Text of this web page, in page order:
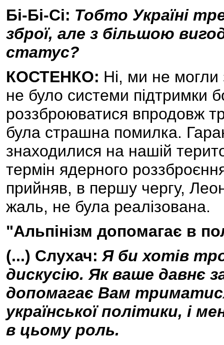
Бі-Бі-Сі: Тобто Україні
зброї, але з більшою
статус?
КОСТЕНКО: Ні, ми не могли
не було системи підтримки
роззброюватися впродовж
була страшна помилка.
знаходилися на нашій
термін ядерного
прийняв, в першу чергу,
жаль, не була реалізована.
"Альпінізм допомагає в
(...) Слухач: Я би хотів
дискусію. Як ваше давнє
допомагає Вам
української політики, і
в цьому роль.